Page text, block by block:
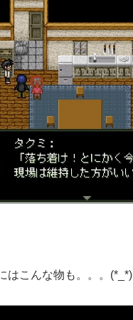
はこんな物も。。。(*_*)